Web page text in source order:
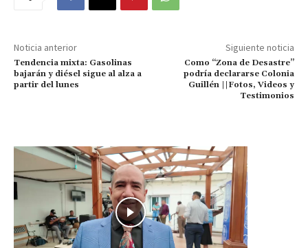
Noticia anterior
Tendencia mixta: Gasolinas
bajarán y diésel sigue al alza a
partir del lunes
Siguiente noticia
Como “Zona de Desastre”
podría declararse Colonia
Guillén ||Fotos, Videos y
Testimonios